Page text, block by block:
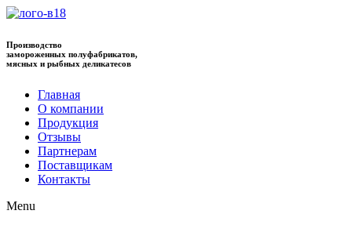
Производство
замороженных полуфабрикатов,
мясных и рыбных деликатесов
Главная
О компании
Продукция
Отзывы
Партнерам
Поставщикам
Контакты
Menu